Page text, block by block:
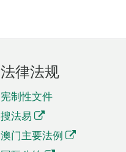
法律法规
宪制性文件
搜法易
澳门主要法例